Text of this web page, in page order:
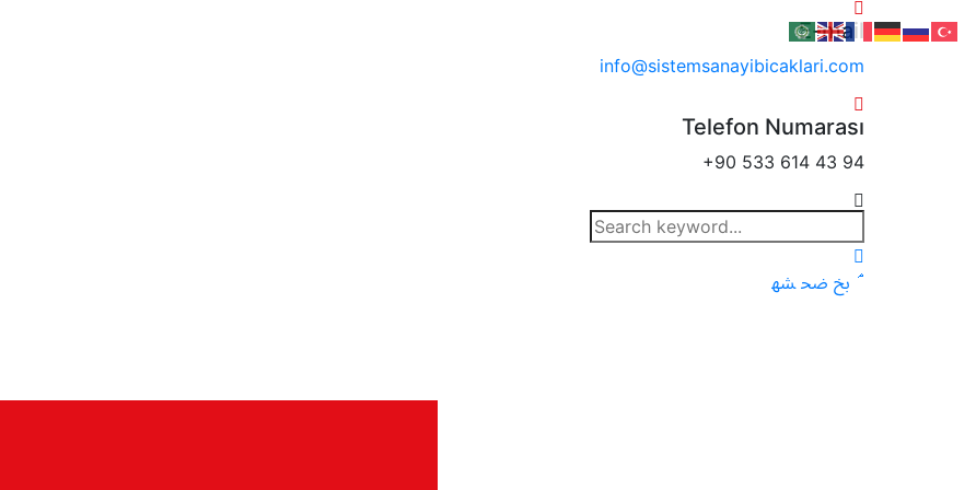
E-mail
info@sistemsanayibicaklari.com
Telefon Numarası
+90 533 614 43 94